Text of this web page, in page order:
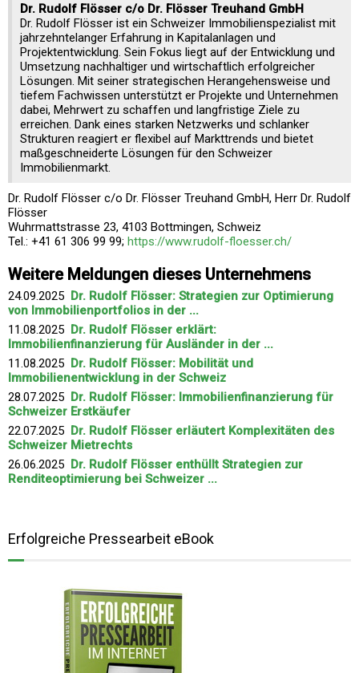
Dr. Rudolf Flösser c/o Dr. Flösser Treuhand GmbH
Dr. Rudolf Flösser ist ein Schweizer Immobilienspezialist mit
jahrzehntelanger Erfahrung in Kapitalanlagen und
Projektentwicklung. Sein Fokus liegt auf der Entwicklung und
Umsetzung nachhaltiger und wirtschaftlich erfolgreicher
Lösungen. Mit seiner strategischen Herangehensweise und
tiefem Fachwissen unterstützt er Projekte und Unternehmen
dabei, Mehrwert zu schaffen und langfristige Ziele zu
erreichen. Dank eines starken Netzwerks und schlanker
Strukturen reagiert er flexibel auf Markttrends und bietet
maßgeschneiderte Lösungen für den Schweizer
Immobilienmarkt.
Dr. Rudolf Flösser c/o Dr. Flösser Treuhand GmbH, Herr Dr. Rudolf
Flösser
Wuhrmattstrasse 23, 4103 Bottmingen, Schweiz
Tel.: +41 61 306 99 99; https://www.rudolf-floesser.ch/
Weitere Meldungen dieses Unternehmens
24.09.2025 Dr. Rudolf Flösser: Strategien zur Optimierung
von Immobilienportfolios in der ...
11.08.2025 Dr. Rudolf Flösser erklärt:
Immobilienfinanzierung für Ausländer in der ...
11.08.2025 Dr. Rudolf Flösser: Mobilität und
Immobilienentwicklung in der Schweiz
28.07.2025 Dr. Rudolf Flösser: Immobilienfinanzierung für
Schweizer Erstkäufer
22.07.2025 Dr. Rudolf Flösser erläutert Komplexitäten des
Schweizer Mietrechts
26.06.2025 Dr. Rudolf Flösser enthüllt Strategien zur
Renditeoptimierung bei Schweizer ...
Erfolgreiche Pressearbeit eBook